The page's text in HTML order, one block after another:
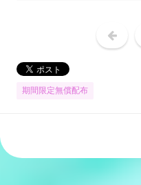
期間限定無償配布